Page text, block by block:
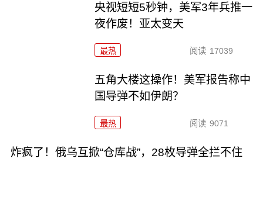
央视短短5秒钟，美军3年兵推一
夜作废！亚太变天
最热 阅读 17039
五角大楼这操作！美军报告称中
国导弹不如伊朗？
最热 阅读 9071
炸疯了！俄乌互掀“仓库战”，28枚导弹全拦不住